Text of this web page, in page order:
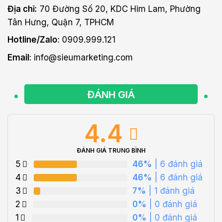
Địa chỉ: 70 Đường Số 20, KDC Him Lam, Phường
Tân Hưng, Quận 7, TPHCM
Hotline/Zalo: 0909.999.121
Email: info@sieumarketing.com
ĐÁNH GIÁ
4.4
ĐÁNH GIÁ TRUNG BÌNH
5 46% | 6 đánh giá
4
46% | 6 đánh giá
3
7% | 1 đánh giá
2
0% | 0 đánh giá
1
0% | 0 đánh giá